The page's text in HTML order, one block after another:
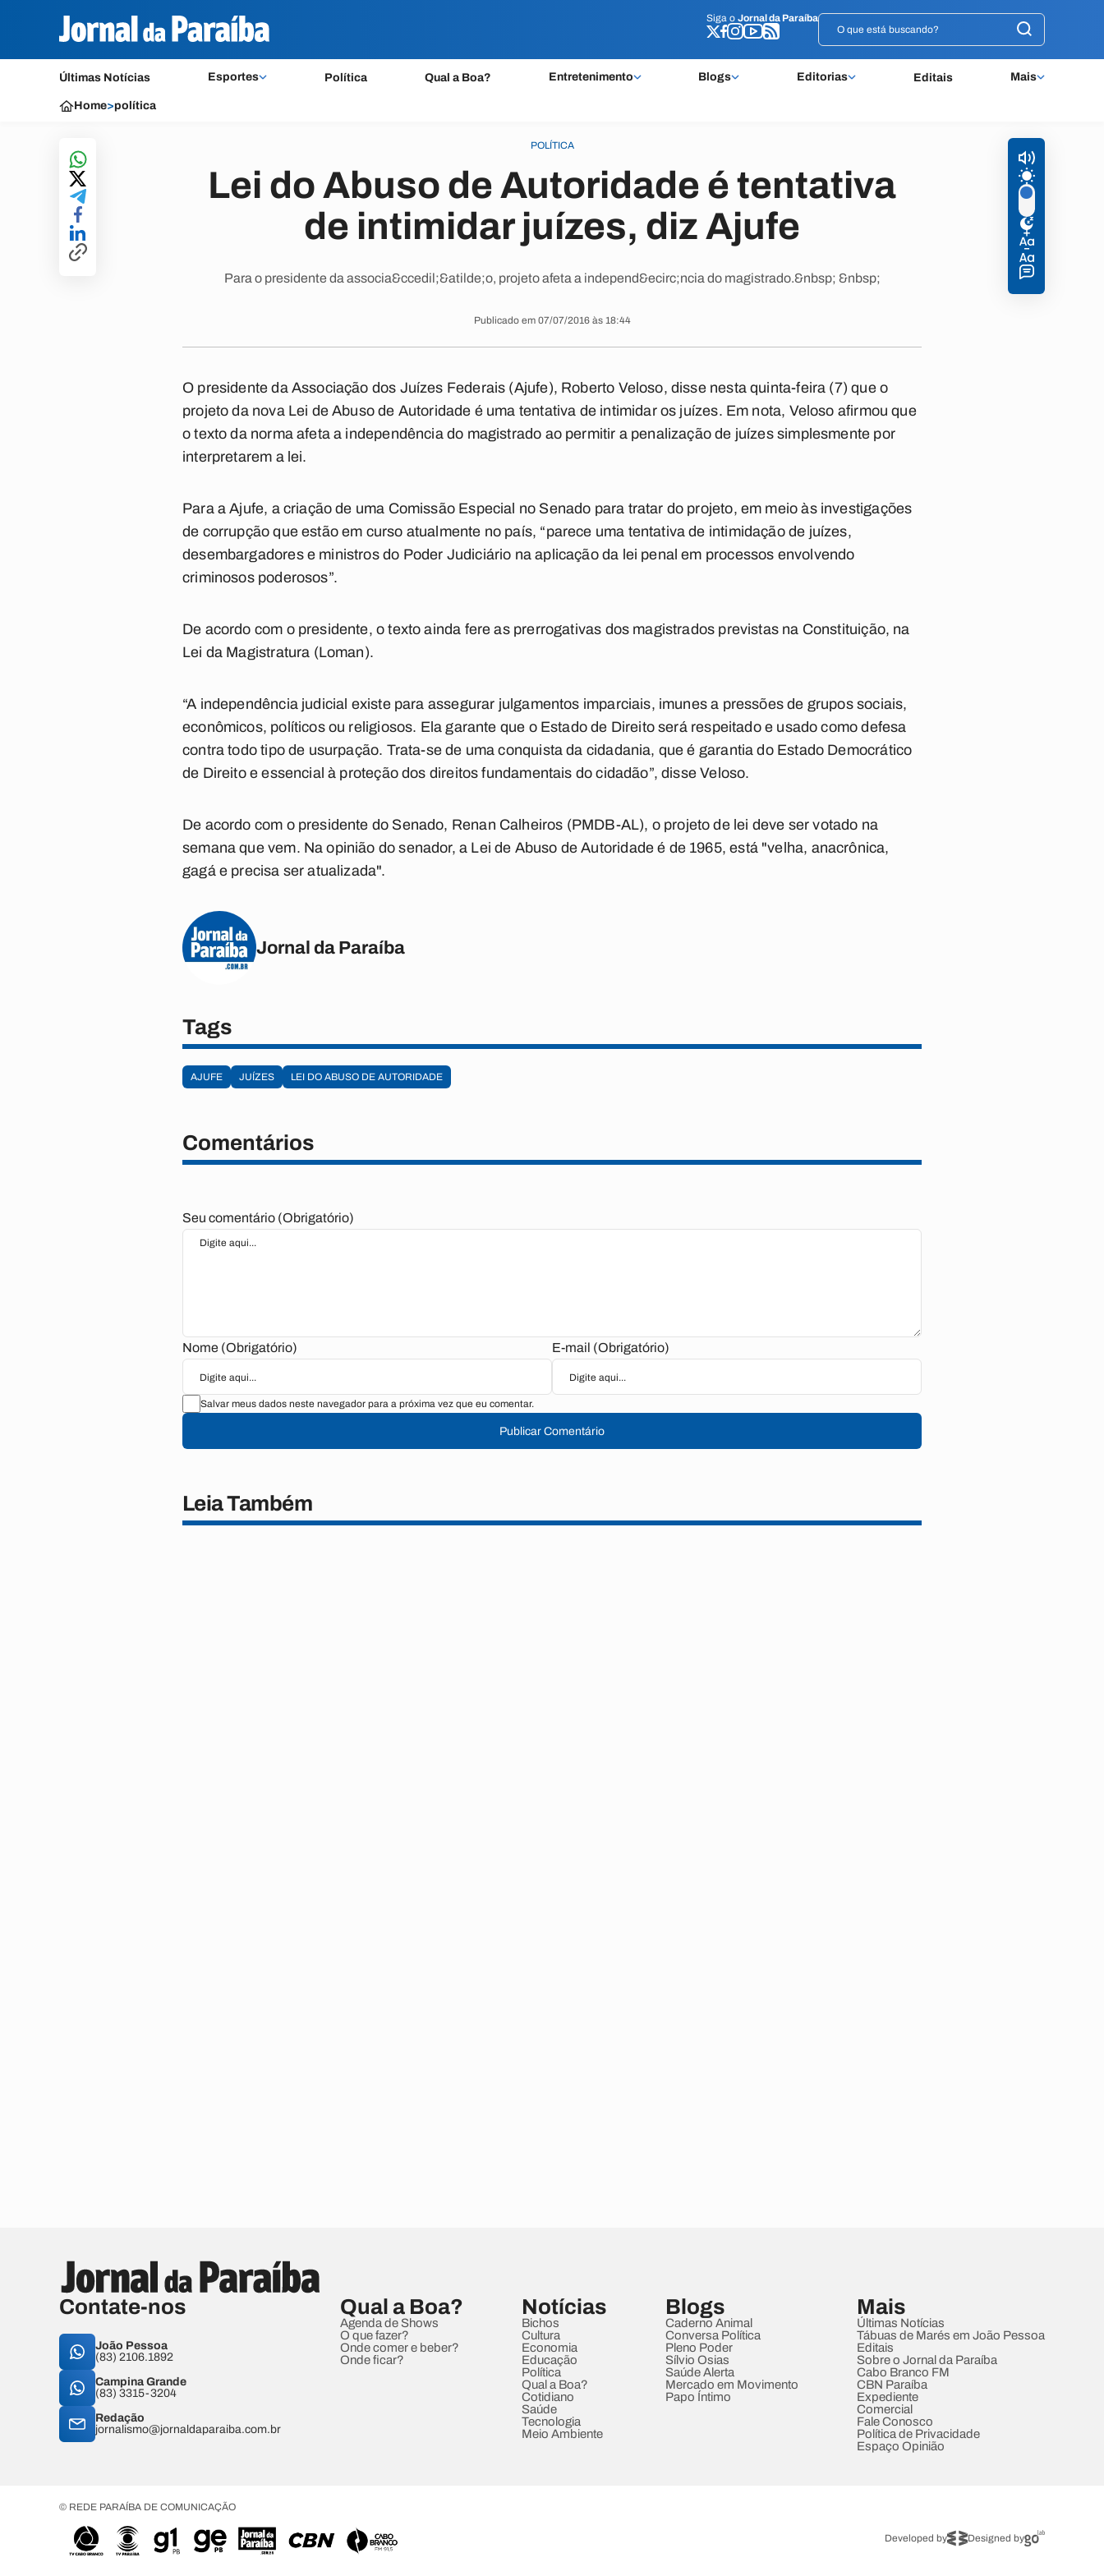
Siga o Jornal da Paraíba
Últimas Notícias Esportes Política Qual a Boa? Entretenimento Blogs Editorias Editais Mais
Siga o Jornal da Paraíba
Home>política
POLÍTICA
Lei do Abuso de Autoridade é tentativa
de intimidar juízes, diz Ajufe
Para o presidente da associa&ccedil;&atilde;o, projeto afeta a independ&ecirc;ncia do magistrado.&nbsp; &nbsp;
Publicado em 07/07/2016 às 18:44
O presidente da Associação dos Juízes Federais (Ajufe), Roberto Veloso, disse nesta quinta-feira (7) que o
projeto da nova Lei de Abuso de Autoridade é uma tentativa de intimidar os juízes. Em nota, Veloso afirmou que
o texto da norma afeta a independência do magistrado ao permitir a penalização de juízes simplesmente por
interpretarem a lei.
Para a Ajufe, a criação de uma Comissão Especial no Senado para tratar do projeto, em meio às investigações
de corrupção que estão em curso atualmente no país, “parece uma tentativa de intimidação de juízes,
desembargadores e ministros do Poder Judiciário na aplicação da lei penal em processos envolvendo
criminosos poderosos”.
De acordo com o presidente, o texto ainda fere as prerrogativas dos magistrados previstas na Constituição, na
Lei da Magistratura (Loman).
“A independência judicial existe para assegurar julgamentos imparciais, imunes a pressões de grupos sociais,
econômicos, políticos ou religiosos. Ela garante que o Estado de Direito será respeitado e usado como defesa
contra todo tipo de usurpação. Trata-se de uma conquista da cidadania, que é garantia do Estado Democrático
de Direito e essencial à proteção dos direitos fundamentais do cidadão”, disse Veloso.
De acordo com o presidente do Senado, Renan Calheiros (PMDB-AL), o projeto de lei deve ser votado na
semana que vem. Na opinião do senador, a Lei de Abuso de Autoridade é de 1965, está "velha, anacrônica,
gagá e precisa ser atualizada".
Jornal da Paraíba
Tags
AJUFE JUÍZES LEI DO ABUSO DE AUTORIDADE
Comentários
Seu comentário (Obrigatório)
Nome (Obrigatório) E-mail (Obrigatório)
Salvar meus dados neste navegador para a próxima vez que eu comentar.
Publicar Comentário
Leia Também
Contate-nos
João Pessoa
(83) 2106.1892
Campina Grande
(83) 3315-3204
Redação
jornalismo@jornaldaparaiba.com.br
Qual a Boa?
Agenda de Shows
O que fazer?
Onde comer e beber?
Onde ficar?
Notícias
Bichos
Cultura
Economia
Educação
Política
Qual a Boa?
Cotidiano
Saúde
Tecnologia
Meio Ambiente
Blogs
Caderno Animal
Conversa Política
Pleno Poder
Sílvio Osias
Saúde Alerta
Mercado em Movimento
Papo Íntimo
Mais
Últimas Notícias
Tábuas de Marés em João Pessoa
Editais
Sobre o Jornal da Paraíba
Cabo Branco FM
CBN Paraíba
Expediente
Comercial
Fale Conosco
Política de Privacidade
Espaço Opinião
© REDE PARAÍBA DE COMUNICAÇÃO
Developed by Designed by